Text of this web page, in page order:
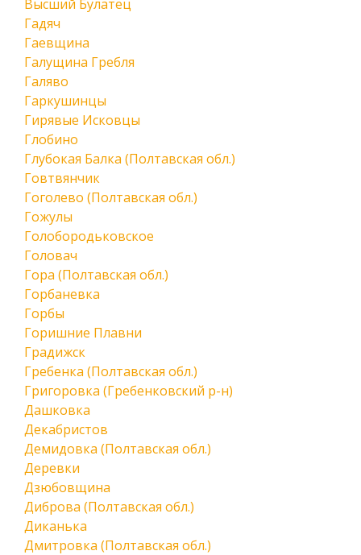
Высший Булатец
Гадяч
Гаевщина
Галущина Гребля
Галяво
Гаркушинцы
Гирявые Исковцы
Глобино
Глубокая Балка (Полтавская обл.)
Говтвянчик
Гоголево (Полтавская обл.)
Гожулы
Голобородьковское
Головач
Гора (Полтавская обл.)
Горбаневка
Горбы
Горишние Плавни
Градижск
Гребенка (Полтавская обл.)
Григоровка (Гребенковский р-н)
Дашковка
Декабристов
Демидовка (Полтавская обл.)
Деревки
Дзюбовщина
Диброва (Полтавская обл.)
Диканька
Дмитровка (Полтавская обл.)